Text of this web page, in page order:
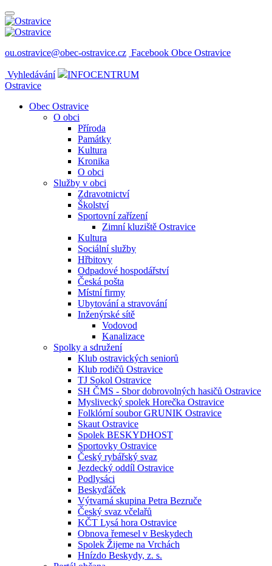
ou.ostravice@obec-ostravice.cz Facebook Obce Ostravice
Vyhledávání
INFOCENTRUM
Ostravice
Obec Ostravice
O obci
Příroda
Památky
Kultura
Kronika
O obci
Služby v obci
Zdravotnictví
Školství
Sportovní zařízení
Zimní kluziště Ostravice
Kultura
Sociální služby
Hřbitovy
Odpadové hospodářství
Česká pošta
Místní firmy
Ubytování a stravování
Inženýrské sítě
Vodovod
Kanalizace
Spolky a sdružení
Klub ostravických seniorů
Klub rodičů Ostravice
TJ Sokol Ostravice
SH ČMS - Sbor dobrovolných hasičů Ostravice
Myslivecký spolek Horečka Ostravice
Folklórní soubor GRUNIK Ostravice
Skaut Ostravice
Spolek BESKYDHOST
Sportovky Ostravice
Český rybářský svaz
Jezdecký oddíl Ostravice
Podlysáci
Beskyďáček
Výtvarná skupina Petra Bezruče
Český svaz včelařů
KČT Lysá hora Ostravice
Obnova řemesel v Beskydech
Spolek Žijeme na Vrchách
Hnízdo Beskydy, z. s.